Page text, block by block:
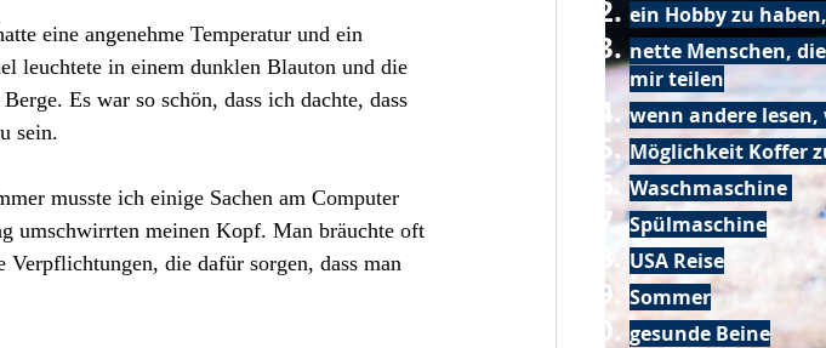
eine angenehme Temperatur und ein
leuchtete in einem dunklen Blauton und die
Es war so schön, dass ich dachte, dass
sein.
musste ich einige Sachen am Computer
umschwirrten meinen Kopf. Man bräuchte oft
die dafür sorgen, dass man
ein Hobby zu
nette Menschen,
mir teilen
wenn andere lesen,
Möglichkeit Koffer
Waschmaschine
Spülmaschine
USA Reise
Sommer
gesunde Beine